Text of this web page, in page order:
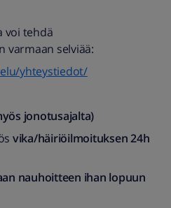
voi tehdä
varmaan selviää:
yhteystiedot/
jonotusajalta)​
vika/häiriöilmoituksen24h
nauhoitteen ihan lopuun